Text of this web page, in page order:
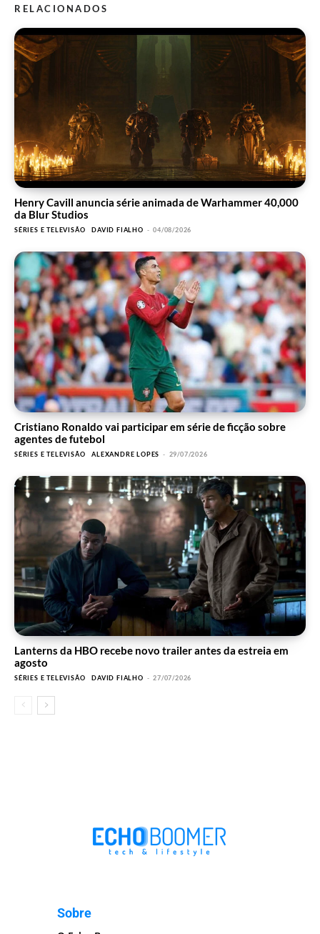
RELACIONADOS
Henry Cavill anuncia série animada de Warhammer 40,000
da Blur Studios
SÉRIES E TELEVISÃO DAVID FIALHO - 04/08/2026
Cristiano Ronaldo vai participar em série de ficção sobre
agentes de futebol
SÉRIES E TELEVISÃO ALEXANDRE LOPES - 29/07/2026
Lanterns da HBO recebe novo trailer antes da estreia em
agosto
SÉRIES E TELEVISÃO DAVID FIALHO - 27/07/2026
Sobre